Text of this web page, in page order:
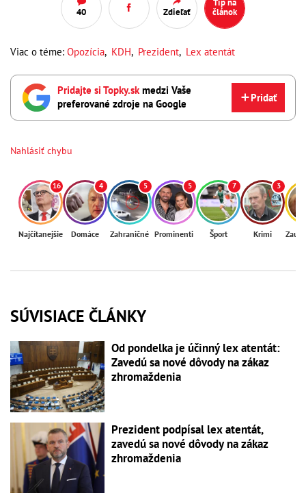
40 Zdieľať
článok
Viac o téme: Opozícia, KDH, Prezident, Lex atentát
Pridajte si Topky.skmedzi Vaše
preferované zdroje na Google
Pridať
Nahlásiť chybu
16
Najčítanejšie
4
Domáce
5
Zahraničné
5
Prominenti
7
Šport
3
Krimi
SÚVISIACE ČLÁNKY
Od pondelka je účinný lex atentát:
Zavedú sa nové dôvody na zákaz
zhromaždenia
Prezident podpísal lex atentát,
zavedú sa nové dôvody na zákaz
zhromaždenia